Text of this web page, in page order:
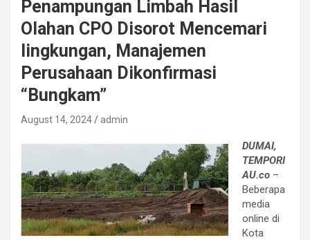
Penampungan Limbah Hasil
Olahan CPO Disorot Mencemari
lingkungan, Manajemen
Perusahaan Dikonfirmasi
“Bungkam”
August 14, 2024 admin
DUMAI,
TEMPORI
AU.co –
Beberapa
media
online di
Kota